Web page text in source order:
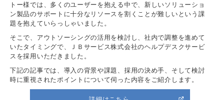
トー様では、多くのユーザーを抱える中で、新しいソリューショ
ン製品のサポートに十分なリソースを割くことが難しいという課
題を抱えていらっしゃいました。
そこで、アウトソーシングの活用を検討し、社内で調整を進めて
いたタイミングで、ＪＢサービス株式会社のヘルプデスクサービ
スを採用いただきました。
下記の記事では、導入の背景や課題、採用の決め手、そして検討
時に重視されたポイントについて伺った内容をご紹介します。